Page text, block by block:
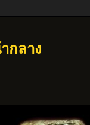
กลาง